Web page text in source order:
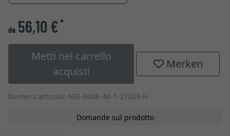
da 56,10 €*
Metti nel carrello
acquisti
Merken
Numero articolo: NIE-6008-48-1-21029-H
Domande sul prodotto